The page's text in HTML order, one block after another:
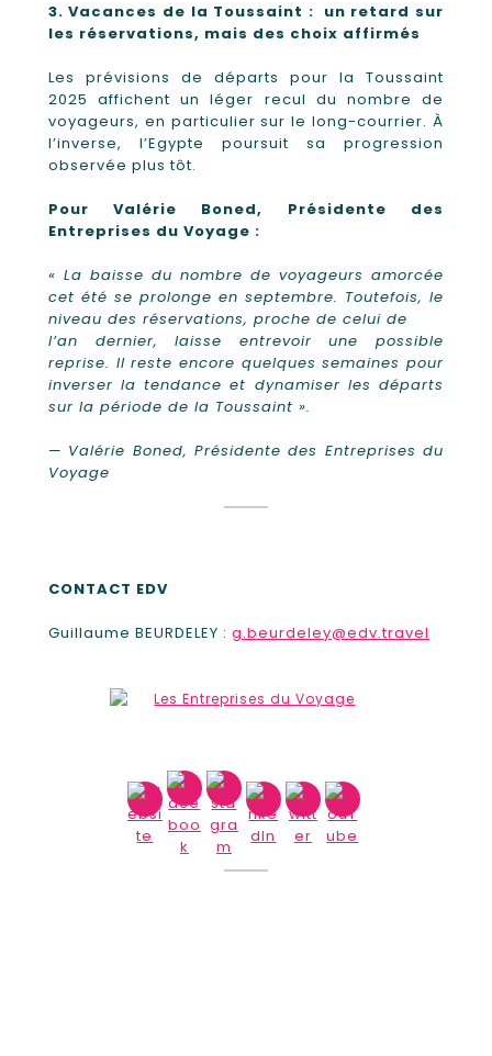
3. Vacances de la Toussaint : un retard sur
les réservations, mais des choix affirmés
Les prévisions de départs pour la Toussaint
2025 affichent un léger recul du nombre de
voyageurs, en particulier sur le long-courrier. À
l’inverse, l’Egypte poursuit sa progression
observée plus tôt.
Pour Valérie Boned, Présidente des
Entreprises du Voyage :
« La baisse du nombre de voyageurs amorcée
cet été se prolonge en septembre. Toutefois, le
niveau des réservations, proche de celui de
l’an dernier, laisse entrevoir une possible
reprise. Il reste encore quelques semaines pour
inverser la tendance et dynamiser les départs
sur la période de la Toussaint ».
— Valérie Boned, Présidente des Entreprises du
Voyage
CONTACT EDV
Guillaume BEURDELEY : g.beurdeley@edv.travel